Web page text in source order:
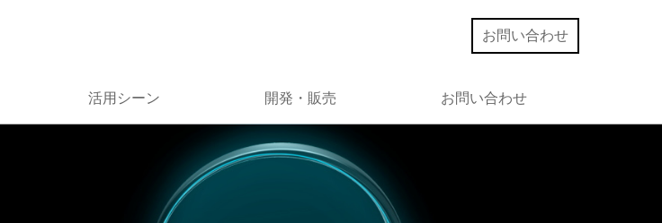
お問い合わせ
活用シーン 開発・販売 お問い合わせ